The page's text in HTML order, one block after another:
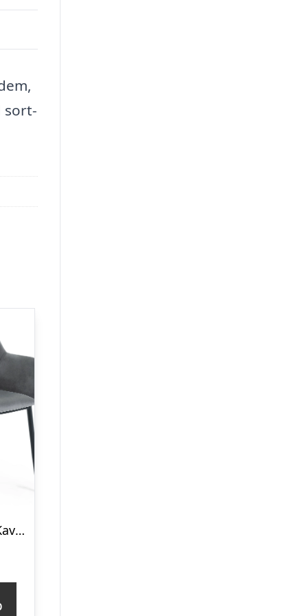
sort-
Spisebordsstol Kave Home Konna med armlæn fløjlsbetræk velour skiffergrå sort metalstel